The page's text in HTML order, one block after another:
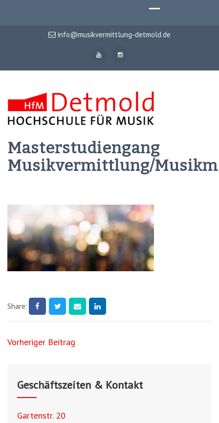
info@musikvermittlung-detmold.de
Masterstudiengang
Musikvermittlung/
Share:
Beitragsnavigation
Vorheriger Beitrag
Geschäftszeiten & Kontakt
Gartenstr. 20